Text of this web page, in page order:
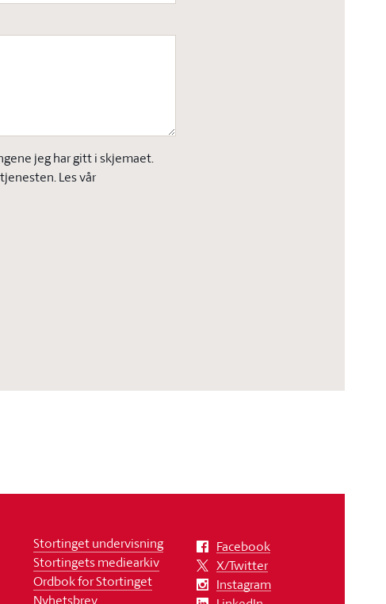
jeg har gitt i skjemaet.
Les vår
Stortinget undervisning
Stortingets mediearkiv
Ordbok for Stortinget
Nyhetsbrev
Facebook
X/Twitter
Instagram